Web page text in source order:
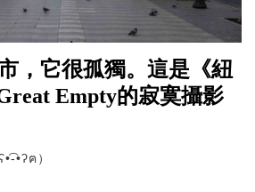
，它很孤獨。這是《紐
Empty的寂寞攝影
•ʔฅ）